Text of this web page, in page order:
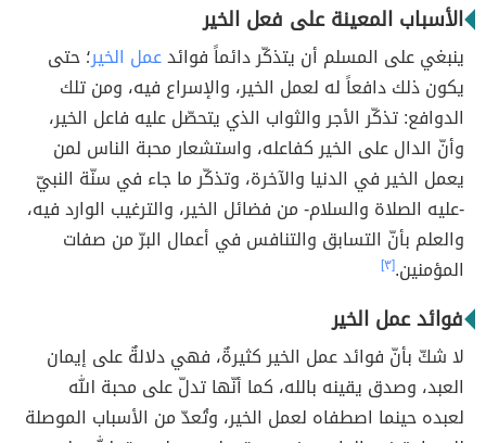
الأسباب المعينة على فعل الخير
ينبغي على المسلم أن يتذكّر دائماً فوائدعمل الخير؛ حتى
يكون ذلك دافعاً له لعمل الخير، والإسراع فيه، ومن تلك
الدوافع: تذكّر الأجر والثواب الذي يتحصّل عليه فاعل الخير،
وأنّ الدال على الخير كفاعله، واستشعار محبة الناس لمن
يعمل الخير في الدنيا والآخرة، وتذكّر ما جاء في سنّة النبيّ
-عليه الصلاة والسلام- من فضائل الخير، والترغيب الوارد فيه،
والعلم بأنّ التسابق والتنافس في أعمال البرّ من صفات
المؤمنين.[٣]
فوائد عمل الخير
لا شكّ بأنّ فوائد عمل الخير كثيرةٌ، فهي دلالةٌ على إيمان
العبد، وصدق يقينه بالله، كما أنّها تدلّ على محبة الله
لعبده حينما اصطفاه لعمل الخير، وتُعدّ من الأسباب الموصلة